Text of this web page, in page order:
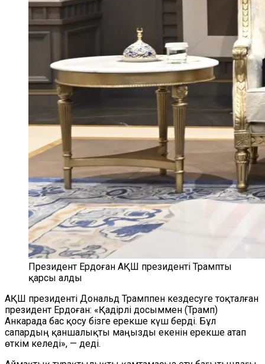
Президент Ердоған АҚШ президенті Трампты
қарсы алды
АҚШ президенті Дональд Трамппен кездесуге тоқталған
президент Ердоған: «Қадірлі досыммен (Трамп)
Анкарада бас қосу бізге ерекше күш берді. Бұл
сапардың қаншалықты маңызды екенін ерекше атап
өткім келеді», — деді.